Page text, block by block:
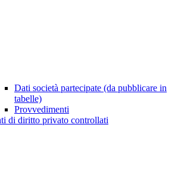
Dati società partecipate (da pubblicare in
tabelle)
Provvedimenti
di diritto privato controllati